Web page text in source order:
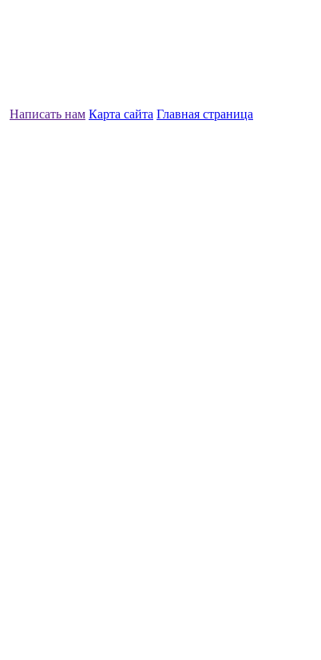
Написать нам Карта сайта Главная страница